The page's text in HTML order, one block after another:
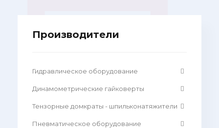
Производители
Гидравлическое оборудование
Динамометрические гайковерты
Тензорные домкраты - шпильконатяжители
Пневматическое оборудование